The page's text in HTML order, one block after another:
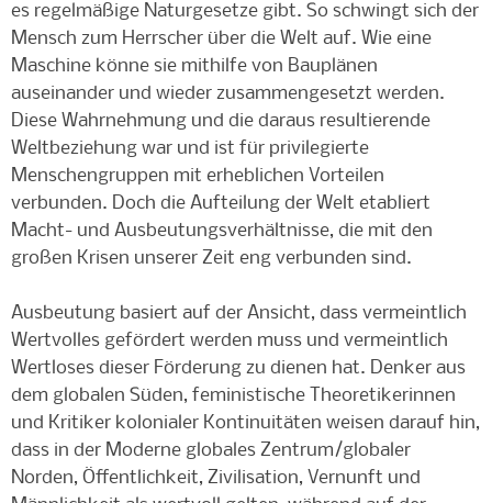
es regelmäßige Naturgesetze gibt. So schwingt sich der
Mensch zum Herrscher über die Welt auf. Wie eine
Maschine könne sie mithilfe von Bauplänen
auseinander und wieder zusammengesetzt werden.
Diese Wahrnehmung und die daraus resultierende
Weltbeziehung war und ist für privilegierte
Menschengruppen mit erheblichen Vorteilen
verbunden. Doch die Aufteilung der Welt etabliert
Macht- und Ausbeutungsverhältnisse, die mit den
großen Krisen unserer Zeit eng verbunden sind.
Ausbeutung basiert auf der Ansicht, dass vermeintlich
Wertvolles gefördert werden muss und vermeintlich
Wertloses dieser Förderung zu dienen hat. Denker aus
dem globalen Süden, feministische Theoretikerinnen
und Kritiker kolonialer Kontinuitäten weisen darauf hin,
dass in der Moderne globales Zentrum/globaler
Norden, Öffentlichkeit, Zivilisation, Vernunft und